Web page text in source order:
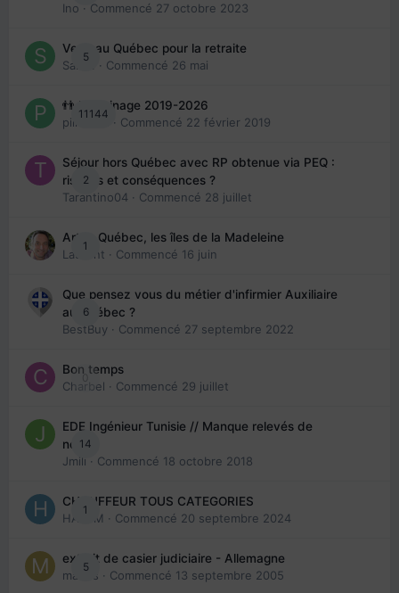
Ino · Commencé 27 octobre 2023
5
Venir au Québec pour la retraite
Sab74
· Commencé 26 mai
11144
👬 Parrainage 2019-2026
piinoush · Commencé 22 février 2019
2
Séjour hors Québec avec RP obtenue via PEQ :
risques et conséquences ?
Tarantino04 · Commencé 28 juillet
1
Arte : Québec, les îles de la Madeleine
Laurent · Commencé 16 juin
6
Que pensez vous du métier d'infirmier Auxiliaire
au Québec ?
BestBuy · Commencé 27 septembre 2022
0
Bon temps
Charbel · Commencé 29 juillet
14
EDE Ingénieur Tunisie // Manque relevés de
note
Jmili · Commencé 18 octobre 2018
1
CHAUFFEUR TOUS CATEGORIES
HAZEM · Commencé 20 septembre 2024
5
extrait de casier judiciaire - Allemagne
maries · Commencé 13 septembre 2005